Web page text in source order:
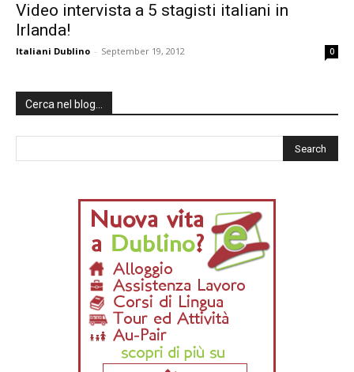
Video intervista a 5 stagisti italiani in
Irlanda!
Italiani Dublino - September 19, 2012 0
Cerca nel blog…